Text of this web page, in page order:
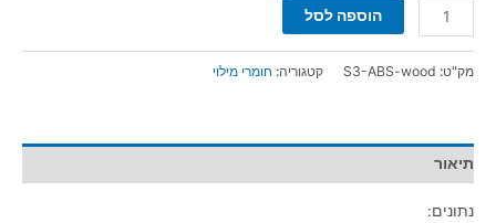
הוספה לסל
מק"ט: S3-ABS-wood קטגוריה: חומרי מילוי
תיאור
נתונים: